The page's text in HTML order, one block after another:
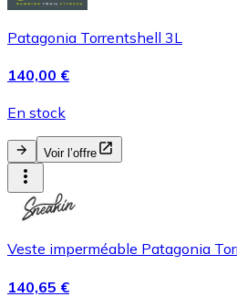
Patagonia Torrentshell 3L
140,00 €
En stock
Voir l’offre
Veste imperméable Patagonia
140,65 €